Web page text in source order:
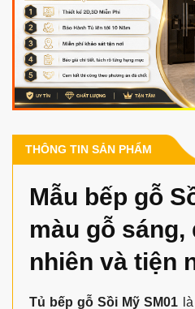
THÔNG TIN SẢN PHẨM
Mẫu bếp gỗ
màu gỗ sáng,
nhiên và tiện
Tủ bếp gỗ Sồi Mỹ SM01